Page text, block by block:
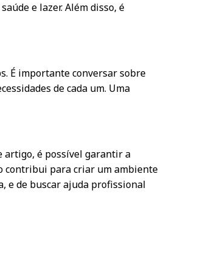
e lazer. Além disso, é
É importante conversar sobre
de cada um. Uma
artigo, é possível garantir a
contribui para criar um ambiente
e de buscar ajuda profissional